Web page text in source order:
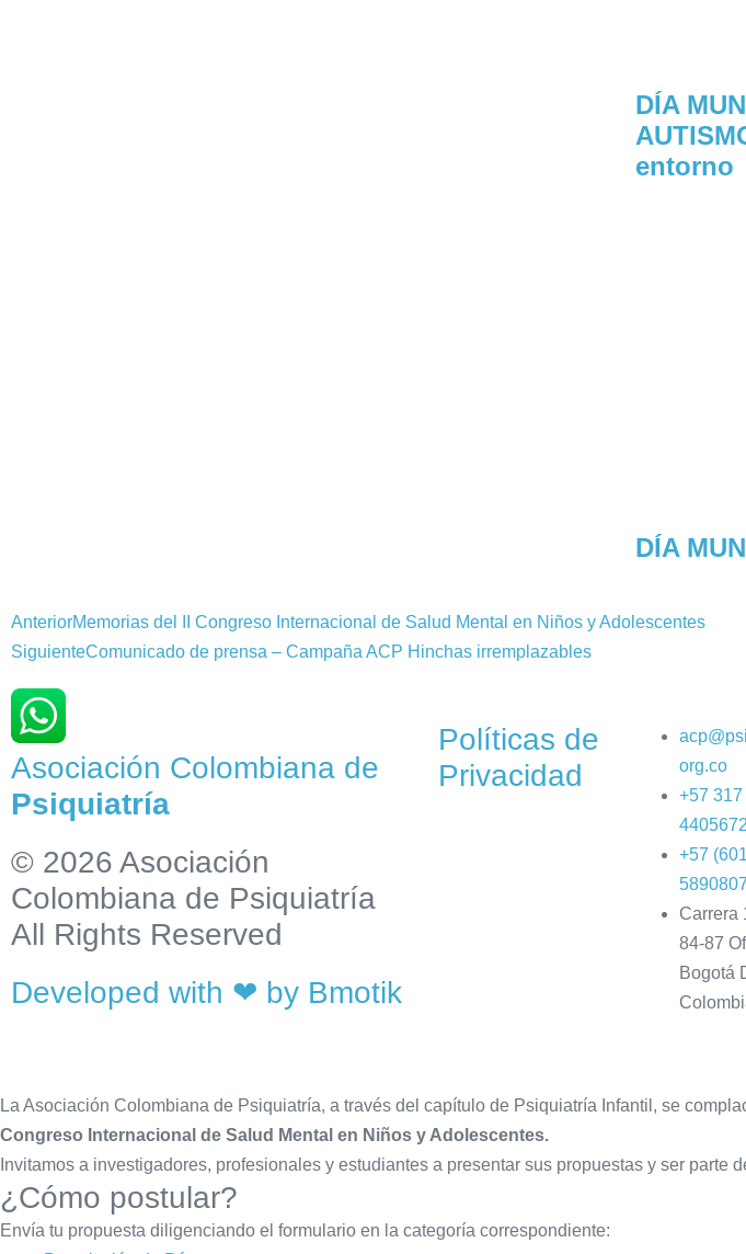
DÍA
entorno
DÍA
AnteriorMemorias del II Congreso Internacional de Salud Mental en Niños y Adolescentes
SiguienteComunicado de prensa – Campaña ACP Hinchas irremplazables
Asociación Colombiana de
Psiquiatría
© 2026 Asociación
Colombiana de Psiquiatría
All Rights Reserved
Developed with ❤ by Bmotik
Políticas de
Privacidad
org.co
+57 317
4405672
+57
5890807
Carrera
84-87
Bogotá
La Asociación Colombiana de Psiquiatría, a través del capítulo de Psiquiatría Infantil, se
Congreso Internacional de Salud Mental en Niños y Adolescentes.
Invitamos a investigadores, profesionales y estudiantes a presentar sus propuestas y ser parte
¿Cómo postular?
Envía tu propuesta diligenciando el formulario en la categoría correspondiente: